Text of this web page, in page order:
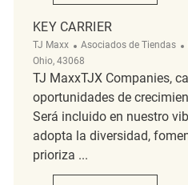
KEY CARRIER
TJ Maxx Categoría
Asociados de Tiendas
Ohio, 43068
TJ MaxxTJX Companies,
oportunidades de
Será incluido en nuestro
adopta la diversidad,
prioriza ...